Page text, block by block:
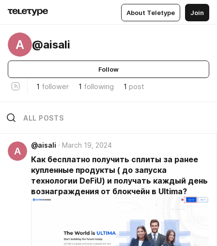
About Teletype Join
A @aisali
Follow
1 follower 1 following 1 post
ALL POSTS
A
@aisali March 19, 2024
Как бесплатно получить сплиты за ранее
купленные продукты ( до запуска
технологии DeFiU) и получать каждый день
вознаграждения от блокчейн в Ultima?